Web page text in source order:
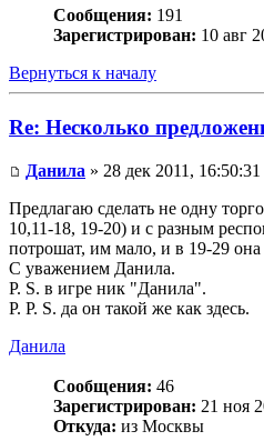
Сообщения: 191
Зарегистрирован: 10 авг
Вернуться к началу
Re: Несколько
Данила » 28 дек 2011, 16:50:31
Предлагаю сделать не одну
10,11-18, 19-20) и с разным
потрошат, им мало, и в 19-29 она
С уважением Данила.
P. S. в игре ник "Данила".
P. P. S. да он такой же как здесь.
Данила
Сообщения: 46
Зарегистрирован: 21 ноя
Откуда: из Москвы